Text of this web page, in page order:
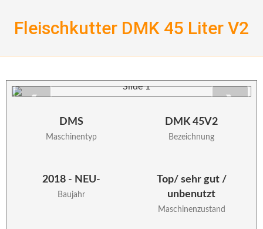
contentFleischkutter DMK 45 Liter V2
❮ ❯
DMS
Maschinentyp
DMK 45V2
Bezeichnung
2018 - NEU-
Baujahr
Top/ sehr gut /
unbenutzt
Maschinenzustand